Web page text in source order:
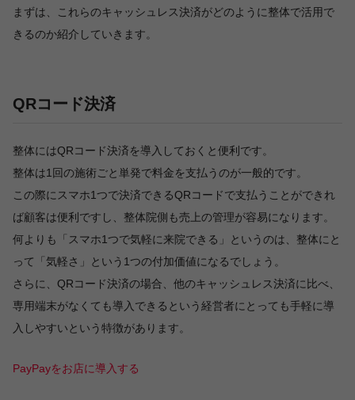
まずは、これらのキャッシュレス決済がどのように整体で活用で
きるのか紹介していきます。
QRコード決済
整体にはQRコード決済を導入しておくと便利です。
整体は1回の施術ごと単発で料金を支払うのが一般的です。
この際にスマホ1つで決済できるQRコードで支払うことができれ
ば顧客は便利ですし、整体院側も売上の管理が容易になります。
何よりも「スマホ1つで気軽に来院できる」というのは、整体にと
って「気軽さ」という1つの付加価値になるでしょう。
さらに、QRコード決済の場合、他のキャッシュレス決済に比べ、
専用端末がなくても導入できるという経営者にとっても手軽に導
入しやすいという特徴があります。
PayPayをお店に導入する